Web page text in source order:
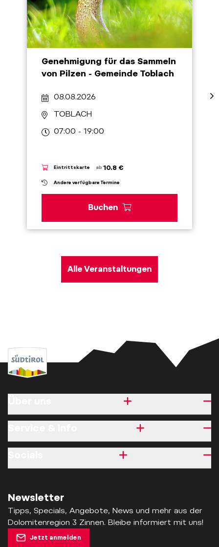
Genehmigung für das Sammeln
von Pilzen - Gemeinde Toblach
08.08.2026
TOBLACH
07:00 - 19:00
Eintrittskarte ab 10.8 €
Andere verfügbare Termine
Buchen
Alle Veranstaltungen
Newsletter
Tipps, Specials, Angebote, News und mehr aus der
Dolomitenregion 3 Zinnen. Bleibe informiert mit uns!
Jetzt anmelden